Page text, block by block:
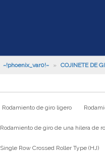
~!phoenix_var0!~ » COJINETE DE
Rodamiento de giro ligero
Rodamiento de giro de una hilera de
Single Row Crossed Roller Type (HJ)